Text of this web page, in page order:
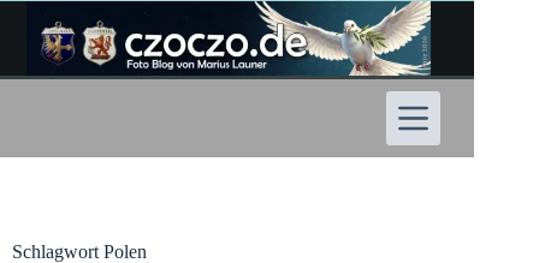
Inhalt
springen
Schlagwort Polen